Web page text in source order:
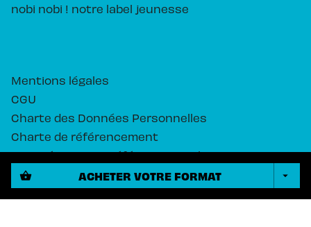
shopping_basket ACHETER VOTRE FORMAT arrow_drop_down
nobi nobi ! notre label jeunesse
Mentions légales
CGU
Charte des Données Personnelles
Charte de référencement
Paramétrez vos préférences cookies